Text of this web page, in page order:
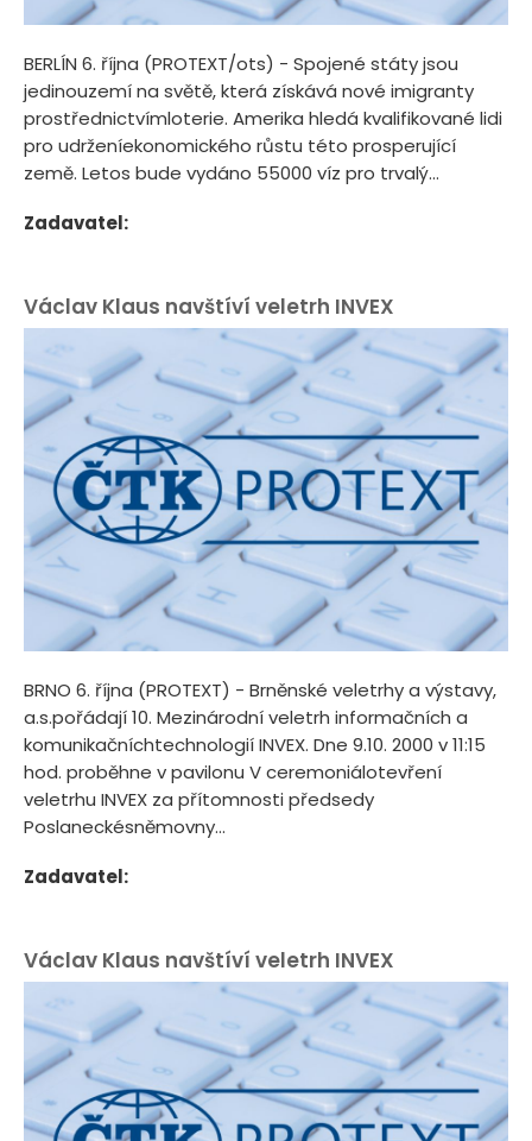
BERLÍN 6. října (PROTEXT/ots) - Spojené státy jsou
jedinouzemí na světě, která získává nové imigranty
prostřednictvímloterie. Amerika hledá kvalifikované lidi
pro udrženíekonomického růstu této prosperující
země. Letos bude vydáno 55000 víz pro trvalý...
Zadavatel:
Václav Klaus navštíví veletrh INVEX
BRNO 6. října (PROTEXT) - Brněnské veletrhy a výstavy,
a.s.pořádají 10. Mezinárodní veletrh informačních a
komunikačníchtechnologií INVEX. Dne 9.10. 2000 v 11:15
hod. proběhne v pavilonu V ceremoniálotevření
veletrhu INVEX za přítomnosti předsedy
Poslaneckésněmovny...
Zadavatel:
Václav Klaus navštíví veletrh INVEX